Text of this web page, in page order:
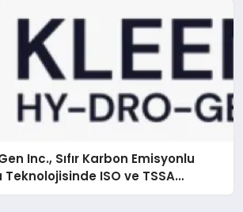
Inc., Sıfır Karbon Emisyonlu
Teknolojisinde ISO ve TSSA
Aldı